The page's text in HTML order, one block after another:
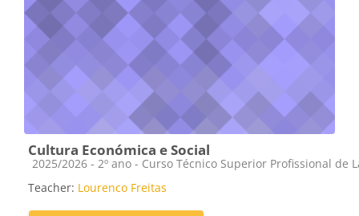
Cultura Económica e Social
Course category
2025/2026 - 2º ano - Curso Técnico Superior Profissional de
Teacher: Lourenco Freitas